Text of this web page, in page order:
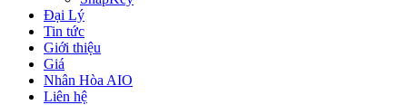
Đại Lý
Tin tức
Giới thiệu
Giá
Nhân Hòa AIO
Liên hệ